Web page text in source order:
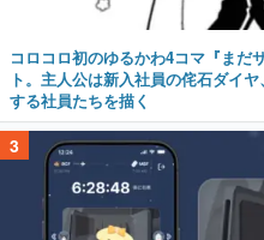
コロコロ初のゆるかわ4コマ『まだ
ト。主人公は新入社員の侘石ダイ
する社員たちを描く
3